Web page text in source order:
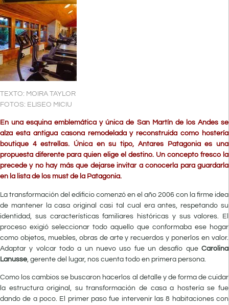
TEXTO: MOIRA TAYLOR
FOTOS: ELISEO MICIU
En una esquina emblemática y única de San Martín de los Andes se
alza esta antigua casona remodelada y reconstruida como hostería
boutique 4 estrellas. Única en su tipo, Antares Patagonia es una
propuesta diferente para quien elige el destino. Un concepto fresco la
precede y no hay más que dejarse invitar a conocerla para guardarla
en la lista de los must de la Patagonia.
L a transformación del edificio comenzó en el año 2006 con la firme idea
de mantener la casa original casi tal cual era antes, respetando su
identidad, sus características familiares históricas y sus valores. El
proceso exigió seleccionar todo aquello que conformaba ese hogar
como objetos, muebles, obras de arte y recuerdos y ponerlos en valor.
Adaptar y volcar todo a un nuevo uso fue un desafío que Carolina
Lanusse , gerente del lugar, nos cuenta todo en primera persona.
Como los cambios se buscaron hacerlos al detalle y de forma de cuidar
la estructura original, su transformación de casa a hostería se fue
dando de a poco. El primer paso fue intervenir las 8 habitaciones con